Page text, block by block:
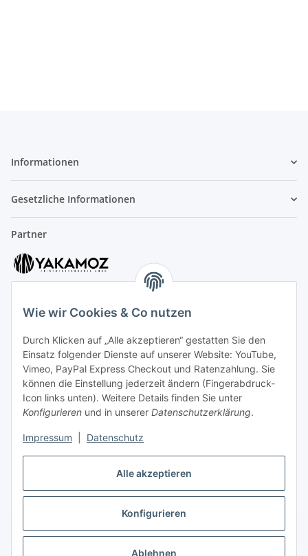
Alle akzeptieren
Konfigurieren
Ablehnen
Wie wir Cookies & Co nutzen
Durch Klicken auf „Alle akzeptieren“ gestatten Sie den
Einsatz folgender Dienste auf unserer Website: YouTube,
Vimeo, PayPal Express Checkout und Ratenzahlung. Sie
können die Einstellung jederzeit ändern (Fingerabdruck-
Icon links unten). Weitere Details finden Sie unter
Konfigurieren und in unserer Datenschutzerklärung.
Impressum Datenschutz
Informationen
Gesetzliche Informationen
Partner
Kundenservice
Kontakt:
Tel: 0202 - 256 397 30
Vertrag widerrufen
* Alle Preise inkl. gesetzlicher USt., zzgl.Versand